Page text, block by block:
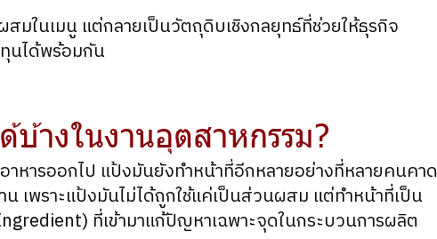
มในเมนู แต่กลายเป็นวัตถุดิบเชิงกลยุทธ์ที่ช่วยให้ธุรกิจ
นได้พร้อมกัน
บ้างในงานอุตสาหกรรม?
าหารออกไป แป้งมันยังทำหน้าที่อีกหลายอย่างที่หลายคนคาด
น เพราะแป้งมันไม่ได้ถูกใช้แค่เป็นส่วนผสม แต่ทำหน้าที่เป็น
ที่เข้ามาแก้ปัญหาเฉพาะจุดในกระบวนการผลิต